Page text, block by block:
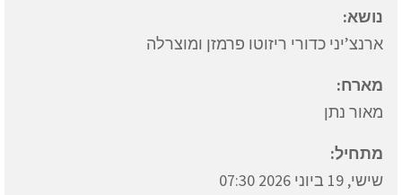
נושא:
ארנצ’יני כדורי ריזוטו פרמזן ומוצרלה
מארח:
מאור נתן
מתחיל:
שישי, 19 ביוני 2026 07:30